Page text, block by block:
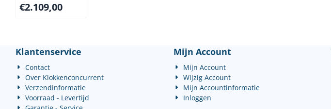
€2.109,00
Klantenservice
Contact
Over Klokkenconcurrent
Verzendinformatie
Voorraad - Levertijd
Mijn Account
Mijn Account
Wijzig Account
Mijn Accountinformatie
Inloggen